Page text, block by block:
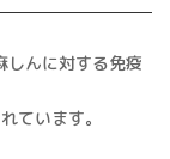
しんに対する免疫
ています。